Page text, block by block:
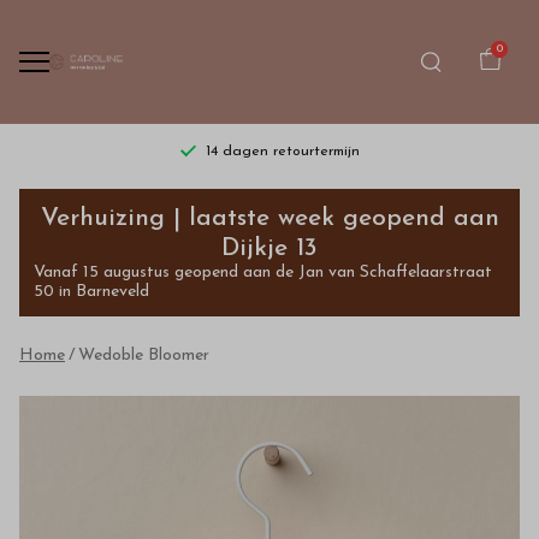
0
14 dagen retourtermijn
Wedoble
Short
Outlet
Bestel
kinderkleding
Verhuizing | laatste week geopend aan
Dijkje 13
Vanaf 15 augustus geopend aan de Jan van Schaffelaarstraat
50 in Barneveld
Home Wedoble Bloomer